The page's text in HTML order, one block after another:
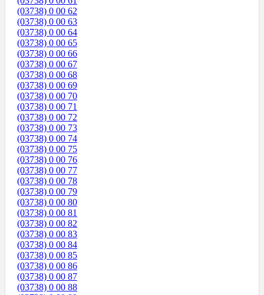
(03738) 0 00 62
(03738) 0 00 63
(03738) 0 00 64
(03738) 0 00 65
(03738) 0 00 66
(03738) 0 00 67
(03738) 0 00 68
(03738) 0 00 69
(03738) 0 00 70
(03738) 0 00 71
(03738) 0 00 72
(03738) 0 00 73
(03738) 0 00 74
(03738) 0 00 75
(03738) 0 00 76
(03738) 0 00 77
(03738) 0 00 78
(03738) 0 00 79
(03738) 0 00 80
(03738) 0 00 81
(03738) 0 00 82
(03738) 0 00 83
(03738) 0 00 84
(03738) 0 00 85
(03738) 0 00 86
(03738) 0 00 87
(03738) 0 00 88